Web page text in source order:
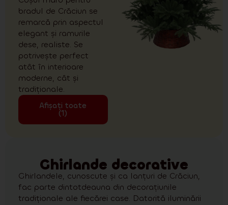
bradul de Crăciun se
remarcă prin aspectul
elegant și ramurile
dese, realiste. Se
potrivește perfect
atât în interioare
moderne, cât și
tradiționale.
Afișați toate
(1)
Ghirlande decorative
Ghirlandele, cunoscute și ca lanțuri de Crăciun,
fac parte dintotdeauna din decorațiunile
tradiționale ale fiecărei case. Datorită iluminării